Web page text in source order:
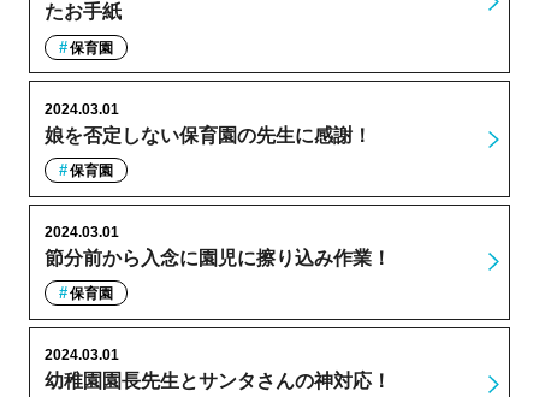
たお手紙
保育園
娘を否定しない保育園の先生に感謝！
2024.03.01
保育園
節分前から入念に園児に擦り込み作業！
2024.03.01
保育園
幼稚園園長先生とサンタさんの神対応！
2024.03.01